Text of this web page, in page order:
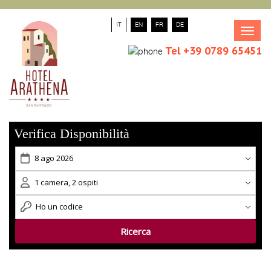
IT EN FR DE
Tel +39 0789 65451
Verifica Disponibilità